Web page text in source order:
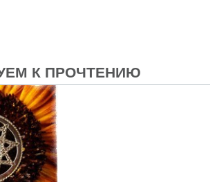
К ПРОЧТЕНИЮ